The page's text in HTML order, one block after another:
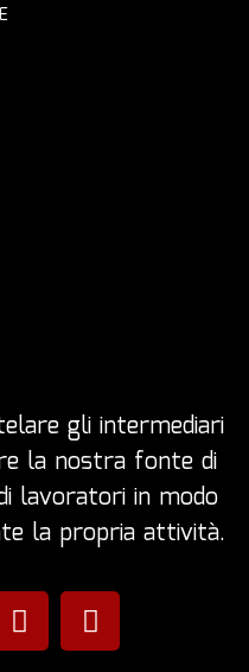
gli intermediari
la nostra fonte di
lavoratori in modo
la propria attività.